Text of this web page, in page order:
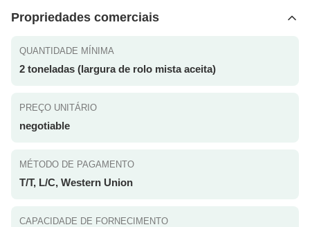
Propriedades comerciais
QUANTIDADE MÍNIMA
2 toneladas (largura de rolo mista aceita)
PREÇO UNITÁRIO
negotiable
MÉTODO DE PAGAMENTO
T/T, L/C, Western Union
CAPACIDADE DE FORNECIMENTO